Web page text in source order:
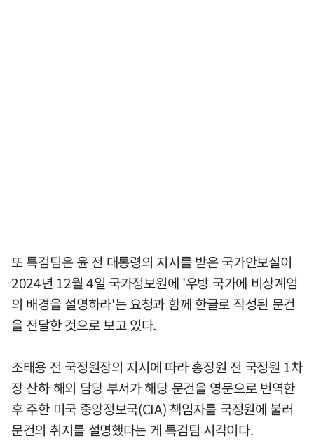
또 특검팀은 윤 전 대통령의 지시를 받은 국가안보실이
2024년 12월 4일 국가정보원에 '우방 국가에 비상계엄
의 배경을 설명하라'는 요청과 함께 한글로 작성된 문건
을 전달한 것으로 보고 있다.
조태용 전 국정원장의 지시에 따라 홍장원 전 국정원 1차
장 산하 해외 담당 부서가 해당 문건을 영문으로 번역한
후 주한 미국 중앙정보국(CIA) 책임자를 국정원에 불러
문건의 취지를 설명했다는 게 특검팀 시각이다.